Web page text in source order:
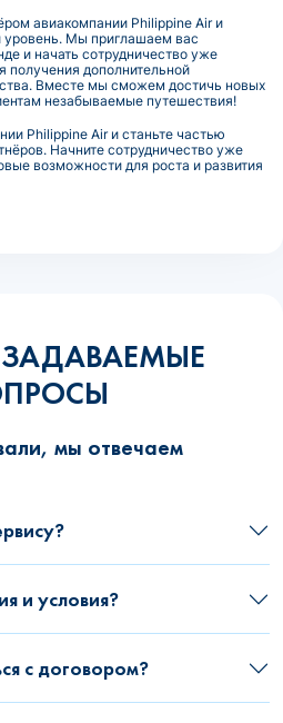
авиакомпании Philippine Air и
уровень. Мы приглашаем вас
и начать сотрудничество уже
получения дополнительной
Вместе мы сможем достичь новых
незабываемые путешествия!
Philippine Air и станьте частью
Начните сотрудничество уже
возможности для роста и развития
мы отвечаем
и условия?
с договором?